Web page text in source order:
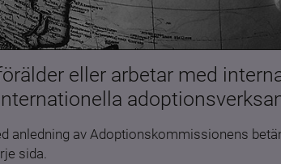
eller arbetar med
anledning av Adoptionskommissionens
sida.